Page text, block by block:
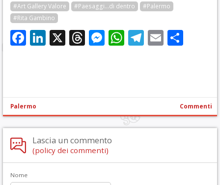
#Art Gallery Valore #Paesaggi...di dentro
#Palermo
#Rita Gambino
Facebook
LinkedIn
X Threads
Messenger
WhatsApp
Telegram
Email
Palermo Commenti
Lascia un commento
(policy dei commenti)
Nome